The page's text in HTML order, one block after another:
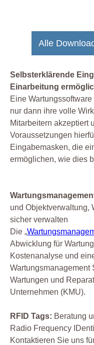
Alle
Selbsterklärende
Einarbeitung
Eine
nur dann ihre volle
Mitarbeitern akzeptiert
Voraussetzungen
Eingabemasken, die
ermöglichen, wie dies
und Objektverwaltung,
sicher verwalten
Die „
Abwicklung für
Kostenanalyse und
Wartungsmanagement
Wartungen und
Unternehmen (KMU).
RFID Tags: Beratung
Radio Frequency
Kontaktieren Sie uns